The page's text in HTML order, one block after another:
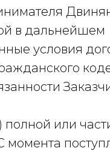
в дальнейшем
условия
или
момента